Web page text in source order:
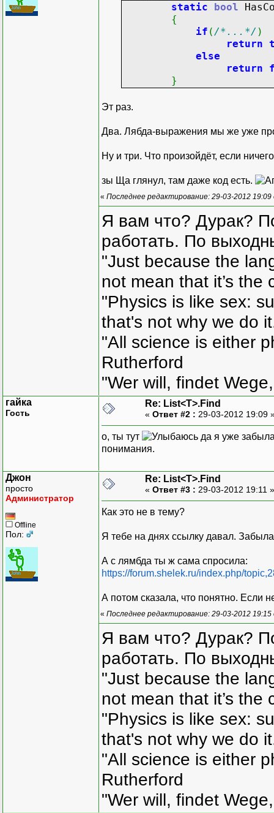
static bool
{
if ( /*...*/ )
return
else
return
}
Эт раз.
Два. Лябда-выражения мы же уже
Ну и три. Что произойдёт, если
зы Ща глянул, там даже код есть.
« Последнее редактирование: 29-03-2012
Я вам что? Дурак?
работать. По
"Just because the
not mean that it’s the
"Physics is like sex:
that's not why we do
"All science is either
Rutherford
"Wer will, findet
гайка
Гость
Re: List<T>.Find
« Ответ #2 : 29-03-2012 19:09
о, ты тут
да я уже
понимания.
Джон
просто
Администратор
Offline
Пол:
Re: List<T>.Find
« Ответ #3 : 29-03-2012 19:11
Как это не в тему?
Я тебе на днях ссылку давал.
А с лямбда ты ж сама спросила:
https://forum.shelek.ru/index.php/
А потом сказала, что понятно. Если
« Последнее редактирование: 29-03-2012
Я вам что? Дурак?
работать. По
"Just because the
not mean that it’s the
"Physics is like sex:
that's not why we do
"All science is either
Rutherford
"Wer will, findet